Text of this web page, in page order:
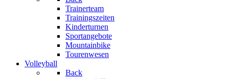
Trainerteam
Trainingszeiten
Kinderturnen
Sportangebote
Mountainbike
Tourenwesen
Volleyball
Back